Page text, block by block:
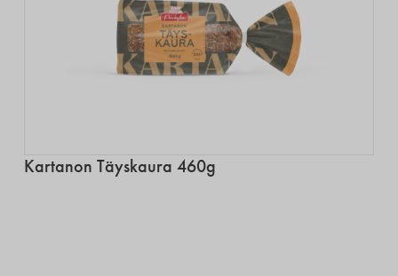
Kartanon Täyskaura 460g